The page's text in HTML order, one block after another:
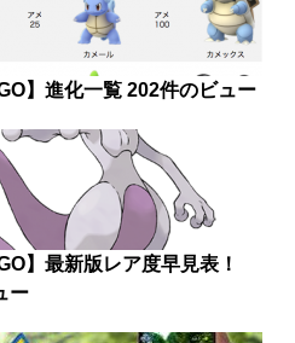
】進化一覧 202件のビュー
】最新版レア度早見表！
ー